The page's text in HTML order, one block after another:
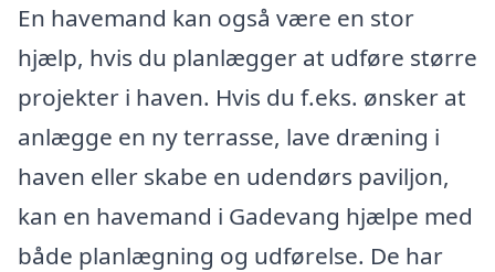
En havemand kan også være en stor
hjælp, hvis du planlægger at udføre større
projekter i haven. Hvis du f.eks. ønsker at
anlægge en ny terrasse, lave dræning i
haven eller skabe en udendørs paviljon,
kan en havemand i Gadevang hjælpe med
både planlægning og udførelse. De har